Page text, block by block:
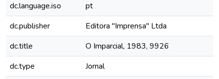
dc.language.iso
pt
dc.publisher
Editora "Imprensa" Ltda
dc.title
O Imparcial, 1983, 9926
dc.type
Jornal